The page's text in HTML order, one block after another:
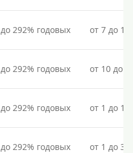
до 292% годовых от 7 до
до 292% годовых от 10 до
до 292% годовых от 1 до
до 292% годовых от 1 до